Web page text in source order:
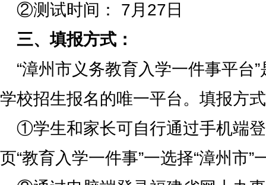
②测试时间： 7月27日
三、填报方式：
“漳州市义务教育入学一件事平台
学校招生报名的唯一平台。填报方
①学生和家长可自行通过手机端
页“教育入学一件事”一选择“漳州市”